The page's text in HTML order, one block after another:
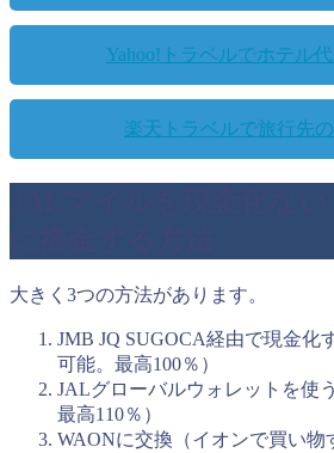
Yahoo!トラベルでホテル
楽天トラベルで旅行先
大きく3つの方法があります。
JMB JQ SUGOCA経由で現金化
可能。最高100％）
JALグローバルウォレットを使
最高110％）
WAONに交換（イオンで買い物